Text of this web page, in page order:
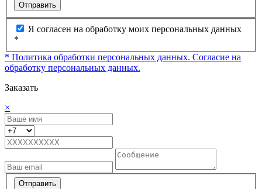
Отправить
Я согласен на обработку моих персональных данных
*
* Политика обработки персональных данных. Согласие на
обработку персональных данных.
Заказать
×
Отправить